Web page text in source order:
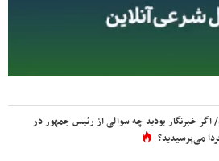
اگر خبرنگار بودید چه سوالی از رئیس جمهور در
می‌پرسیدید؟